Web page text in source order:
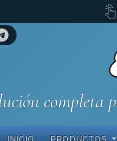
completa